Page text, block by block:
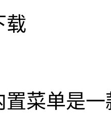
载
置菜单是